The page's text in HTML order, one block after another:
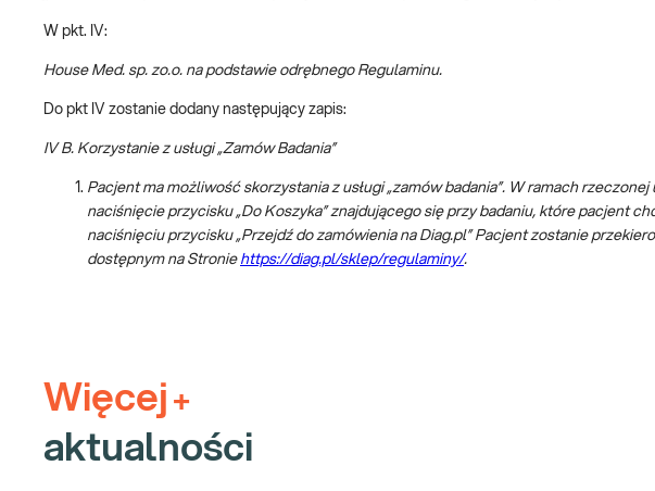
W pkt. IV:
House Med. sp. zo.o. na podstawie odrębnego Regulaminu.
Do pkt IV zostanie dodany następujący zapis:
IV B. Korzystanie z usługi „Zamów Badania”
Pacjent ma możliwość skorzystania z usługi „zamów badania”. W ramach
naciśnięcie przycisku „Do Koszyka” znajdującego się przy badaniu, które pacjent
naciśnięciu przycisku „Przejdź do zamówienia na Diag.pl” Pacjent zostanie
dostępnym na Stronie https://diag.pl/sklep/regulaminy/.
Więcej +
aktualności